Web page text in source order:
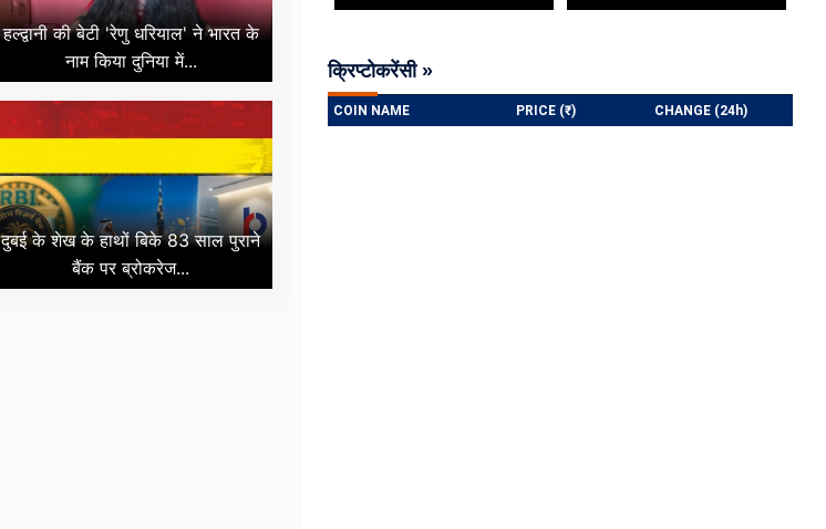
हल्द्वानी की बेटी 'रेणु धरियाल' ने भारत के
नाम किया दुनिया में...
दुबई के शेख के हाथों बिके 83 साल पुराने
बैंक पर ब्रोकरेज...
क्रिप्टोकरेंसी »